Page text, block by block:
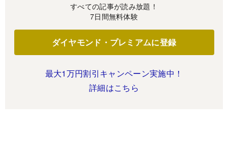
すべての記事が読み放題！
7日間無料体験
ダイヤモンド・プレミアムに登録
最大1万円割引キャンペーン実施中！
詳細はこちら